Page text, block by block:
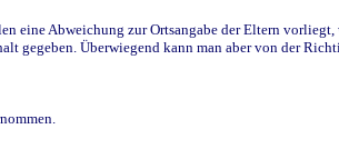
eine Abweichung zur Ortsangabe der Eltern
gegeben. Überwiegend kann man aber von der